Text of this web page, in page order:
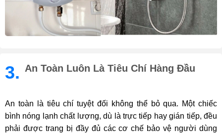
3. An Toàn Luôn Là Tiêu Chí Hàng Đầu
An toàn là tiêu chí tuyệt đối không thể bỏ qua. Một chiếc
bình nóng lạnh chất lượng, dù là trực tiếp hay gián tiếp, đều
phải được trang bị đầy đủ các cơ chế bảo vệ người dùng